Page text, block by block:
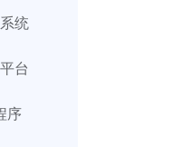
统
台
序